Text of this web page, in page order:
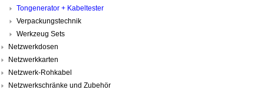
Tongenerator + Kabeltester
Verpackungstechnik
Werkzeug Sets
Netzwerkdosen
Netzwerkkarten
Netzwerk-Rohkabel
Netzwerkschränke und Zubehör